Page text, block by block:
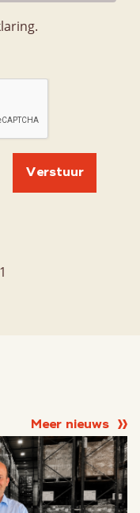
Meer nieuws